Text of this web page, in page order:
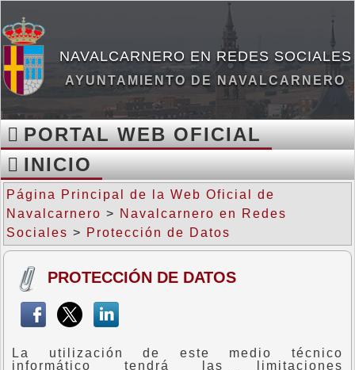
NAVALCARNERO EN REDES SOCIALES
AYUNTAMIENTO DE NAVALCARNERO
PORTAL WEB OFICIAL
INICIO
Página Principal de la Web Oficial de
Navalcarnero > Navalcarnero en Redes
Sociales > Protección de Datos
PROTECCIÓN DE DATOS
La utilización de este medio técnico
informático tendrá las limitaciones